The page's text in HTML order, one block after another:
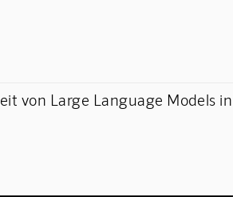
von Large Language Models